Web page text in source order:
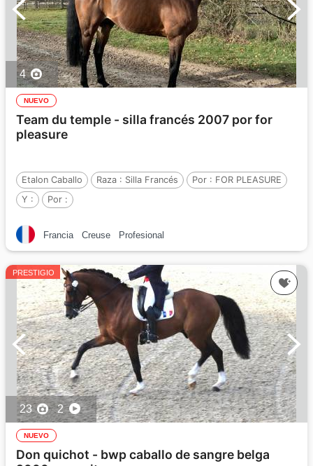
4
NUEVO
Team du temple - silla francés 2007 por for
pleasure
Etalon Caballo Raza : Silla Francés Por : FOR PLEASURE
Y :
Por :
Francia Creuse Profesional
PRESTIGIO
23 2
NUEVO
Don quichot - bwp caballo de sangre belga